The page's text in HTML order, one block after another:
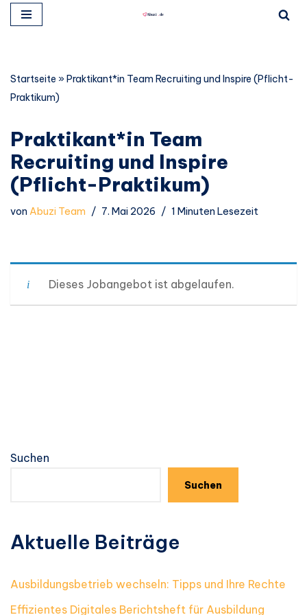
springen
Startseite »Praktikant*in Team Recruiting und Inspire (Pflicht-
Praktikum)
Praktikant*in Team
Recruiting und Inspire
(Pflicht-Praktikum)
vonAbuzi Team 7. Mai 2026 1 Minuten Lesezeit
Dieses Jobangebot ist abgelaufen.
Suchen
Suchen
Aktuelle Beiträge
Ausbildungsbetrieb wechseln: Tipps und Ihre Rechte
Effizientes Digitales Berichtsheft für Ausbildung